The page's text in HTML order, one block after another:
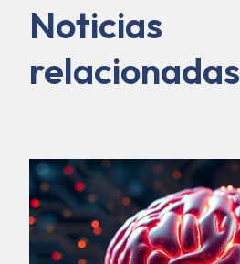
Noticias
relacionadas